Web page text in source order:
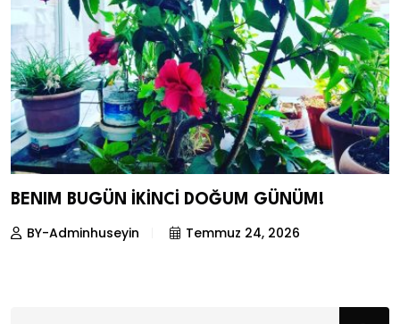
BENIM BUGÜN İKİNCİ DOĞUM GÜNÜM!
BY-Adminhuseyin Temmuz 24, 2026